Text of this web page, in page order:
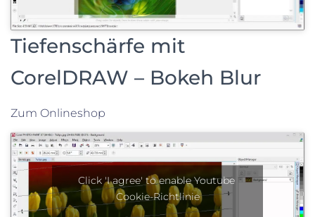
Tiefenschärfe mit
CorelDRAW – Bokeh Blur
Zum Onlineshop
Click 'I agree' to enable Youtube
Cookie-Richtlinie